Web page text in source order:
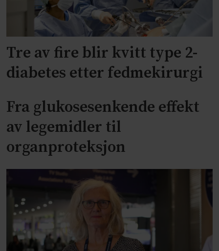
Tre av fire blir kvitt type 2-
diabetes etter fedmekirurgi
Fra glukosesenkende effekt
av legemidler til
organproteksjon